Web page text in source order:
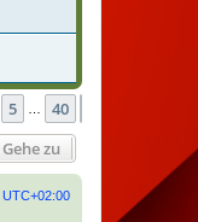
5 40
Gehe zu
UTC+02:00